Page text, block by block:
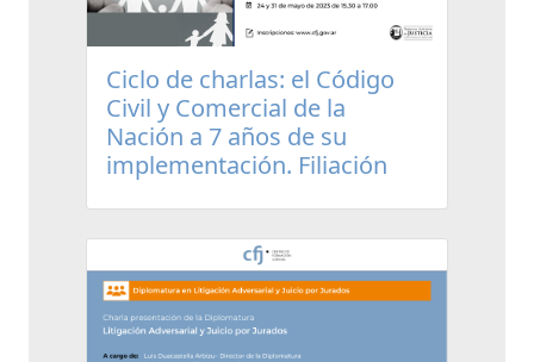
Ciclo de charlas: el Código
Civil y Comercial de la
Nación a 7 años de su
implementación. Filiación